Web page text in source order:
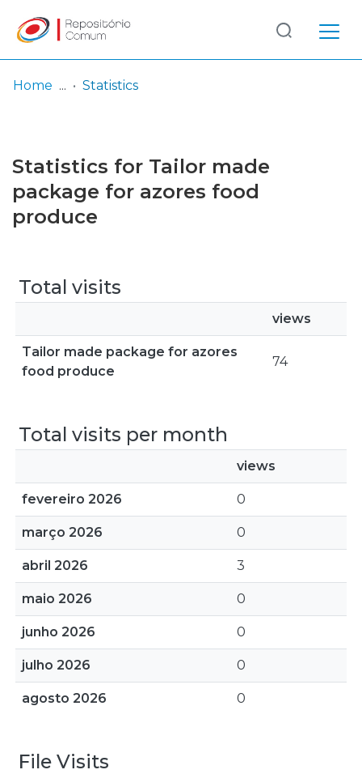
Browse repository
Entities
Log
In
(current)
Home Statistics
Statistics for Tailor made
package for azores food
produce
Total visits
views
Tailor made package for azores
food produce
74
Total visits per month
views
fevereiro 2026 0
março 2026 0
abril 2026 3
maio 2026 0
junho 2026 0
julho 2026 0
agosto 2026 0
File Visits